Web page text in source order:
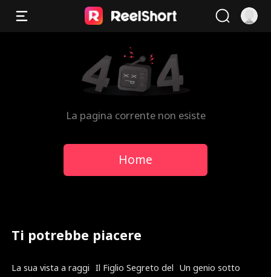
La pagina corrente non esiste
Home
Ti potrebbe piacere
La sua vista a raggi Il Figlio Segreto del Un genio sotto